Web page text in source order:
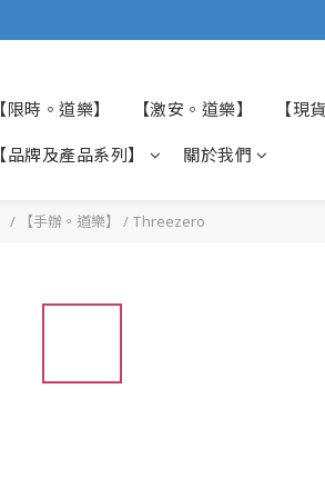
【限時。道樂】 【激安。道樂】 【現
【品牌及產品系列】 關於我們
/ 【手辦。道樂】 / Threezero